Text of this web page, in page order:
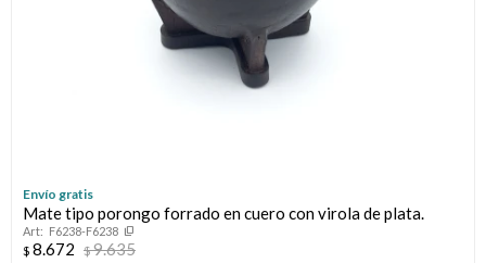
Envío gratis
Mate tipo porongo forrado en cuero con virola de plata.
F6238-F6238
$ 8.672 $9.635